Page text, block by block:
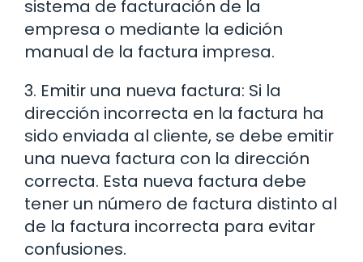
sistema de facturación de la
empresa o mediante la edición
manual de la factura impresa.
3. Emitir una nueva factura: Si la
dirección incorrecta en la factura ha
sido enviada al cliente, se debe emitir
una nueva factura con la dirección
correcta. Esta nueva factura debe
tener un número de factura distinto al
de la factura incorrecta para evitar
confusiones.